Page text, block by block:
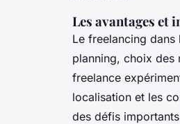
Les avantages et
Le freelancing
planning, choix des
freelance
localisation et les
des défis